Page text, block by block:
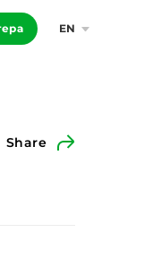
EN
Share